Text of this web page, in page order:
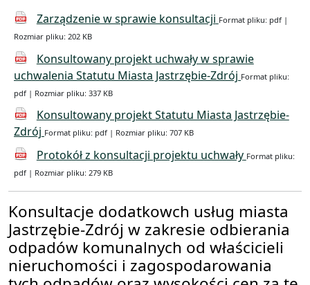
Zarządzenie w sprawie konsultacji Format pliku: pdf |
Rozmiar pliku: 202 KB
Konsultowany projekt uchwały w sprawie
uchwalenia Statutu Miasta Jastrzębie-Zdrój Format pliku:
pdf | Rozmiar pliku: 337 KB
Konsultowany projekt Statutu Miasta Jastrzębie-
Zdrój Format pliku: pdf | Rozmiar pliku: 707 KB
Protokół z konsultacji projektu uchwały Format pliku:
pdf | Rozmiar pliku: 279 KB
Konsultacje dodatkowch usług miasta
Jastrzębie-Zdrój w zakresie odbierania
odpadów komunalnych od właścicieli
nieruchomości i zagospodarowania